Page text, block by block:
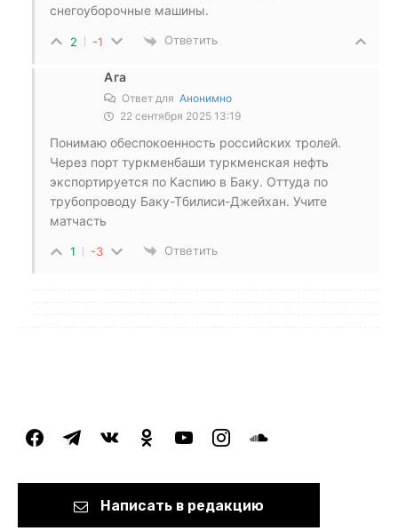
снегоуборочные машины.
2 -1 Ответить
Ага
Ответ для Анонимно
22 сентября 2025 13:19
Понимаю обеспокоенность российских тролей.
Через порт туркменбаши туркменская нефть
экспортируется по Каспию в Баку. Оттуда по
трубопроводу Баку-Тбилиси-Джейхан. Учите
матчасть
1 -3 Ответить
facebooktelegramvkontakteodnoklassniki
youtubeinstagramsoundcloud
Написать в редакцию